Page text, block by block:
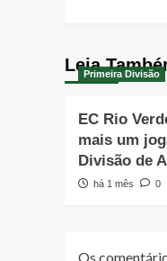
LeiaPrimeira Divisão
EC Rio
mais um
Divisão de
há 1 mês 0
Os